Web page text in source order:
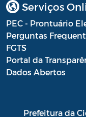
Serviços
PEC - Prontuário
Perguntas
FGTS
Portal da
Dados Abertos
Prefeitura da